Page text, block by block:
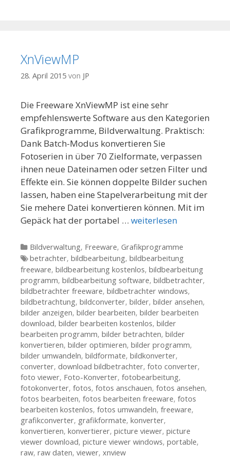
XnViewMP
28. April 2015 von JP
Die Freeware XnViewMP ist eine sehr
empfehlenswerte Software aus den Kategorien
Grafikprogramme, Bildverwaltung. Praktisch:
Dank Batch-Modus konvertieren Sie
Fotoserien in über 70 Zielformate, verpassen
ihnen neue Dateinamen oder setzen Filter und
Effekte ein. Sie können doppelte Bilder suchen
lassen, haben eine Stapelverarbeitung mit der
Sie mehere Datei konvertieren können. Mit im
Gepäck hat der portabel … weiterlesen
Kategorien
Bildverwaltung, Freeware, Grafikprogramme
Tags
betrachter, bildbearbeitung, bildbearbeitung
freeware, bildbearbeitung kostenlos, bildbearbeitung
programm, bildbearbeitung software, bildbetrachter,
bildbetrachter freeware, bildbetrachter windows,
bildbetrachtung, bildconverter, bilder, bilder ansehen,
bilder anzeigen, bilder bearbeiten, bilder bearbeiten
download, bilder bearbeiten kostenlos, bilder
bearbeiten programm, bilder betrachten, bilder
konvertieren, bilder optimieren, bilder programm,
bilder umwandeln, bildformate, bildkonverter,
converter, download bildbetrachter, foto converter,
foto viewer, Foto-Konverter, fotobearbeitung,
fotokonverter, fotos, fotos anschauen, fotos ansehen,
fotos bearbeiten, fotos bearbeiten freeware, fotos
bearbeiten kostenlos, fotos umwandeln, freeware,
grafikconverter, grafikformate, konverter,
konvertieren, konvertierer, picture viewer, picture
viewer download, picture viewer windows, portable,
raw, raw daten, viewer, xnview